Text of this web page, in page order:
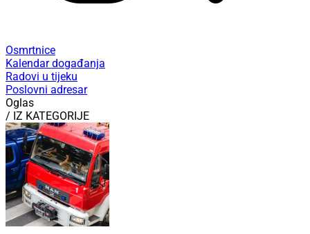
Osmrtnice
Kalendar događanja
Radovi u tijeku
Poslovni adresar
Oglas
/ IZ KATEGORIJE